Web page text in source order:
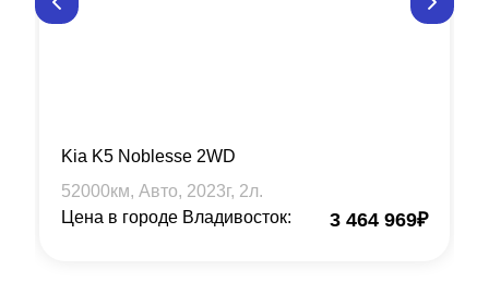
Kia K5 Noblesse 2WD
52000км, Авто, 2023г, 2л.
Цена в городе Владивосток:
3 464 969₽